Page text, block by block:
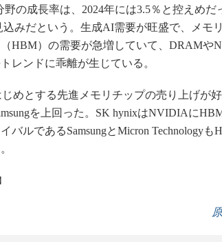
の成長率は、2024年には3.5％と控えめだ
みだという。生成AI需要が旺盛で、メモ
HBM）の需要が急増していて、DRAMや
レンドに乖離が生じている。
めとする先進メモリチップの売り上げが
を上回った。SK hynixはNVIDIAに
バルであるSamsungとMicron Technologyも